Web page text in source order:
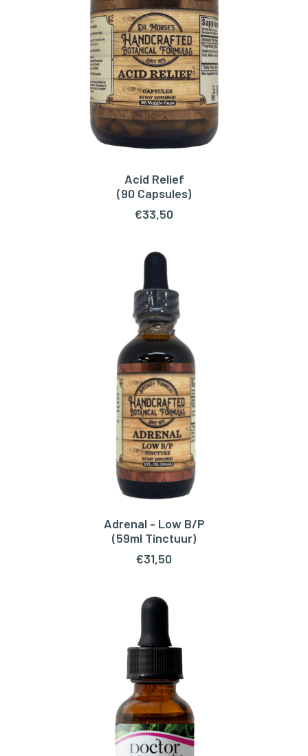
TOEVOEGEN AAN WINKELWAGEN
Acid Relief
(90 Capsules)
€33,50
TOEVOEGEN AAN WINKELWAGEN
Adrenal - Low B/P
(59ml Tinctuur)
€31,50